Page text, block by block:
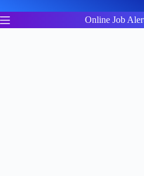
to
content
Online Job